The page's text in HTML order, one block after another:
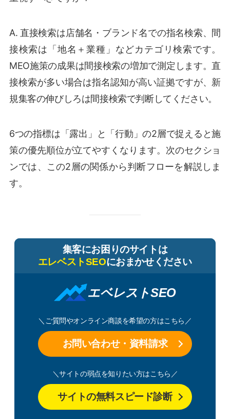
A. 直接検索は店舗名・ブランド名での指名検索、間
接検索は「地名＋業種」などカテゴリ検索です。
MEO施策の成果は間接検索の増加で測定します。直
接検索が多い場合は指名認知が高い証拠ですが、新
規集客の伸びしろは間接検索で判断してください。
6つの指標は「露出」と「行動」の2層で捉えると施
策の優先順位が立てやすくなります。次のセクショ
ンでは、この2層の関係から判断フローを解説しま
す。
集客にお困りのサイトは
エレベストSEOにおまかせください
エベレストSEO
＼ご質問やオンライン商談を希望の方はこちら／
お問い合わせ・資料請求
＼サイトの弱点を知りたい方はこちら／
サイトの無料スピード診断